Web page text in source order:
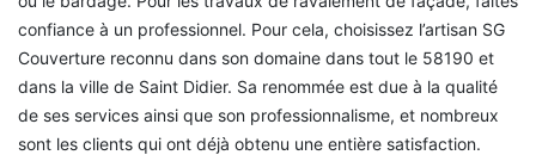
confiance à un professionnel. Pour cela, choisissez l’artisan SG
Couverture reconnu dans son domaine dans tout le 58190 et
dans la ville de Saint Didier. Sa renommée est due à la qualité
de ses services ainsi que son professionnalisme, et nombreux
sont les clients qui ont déjà obtenu une entière satisfaction.